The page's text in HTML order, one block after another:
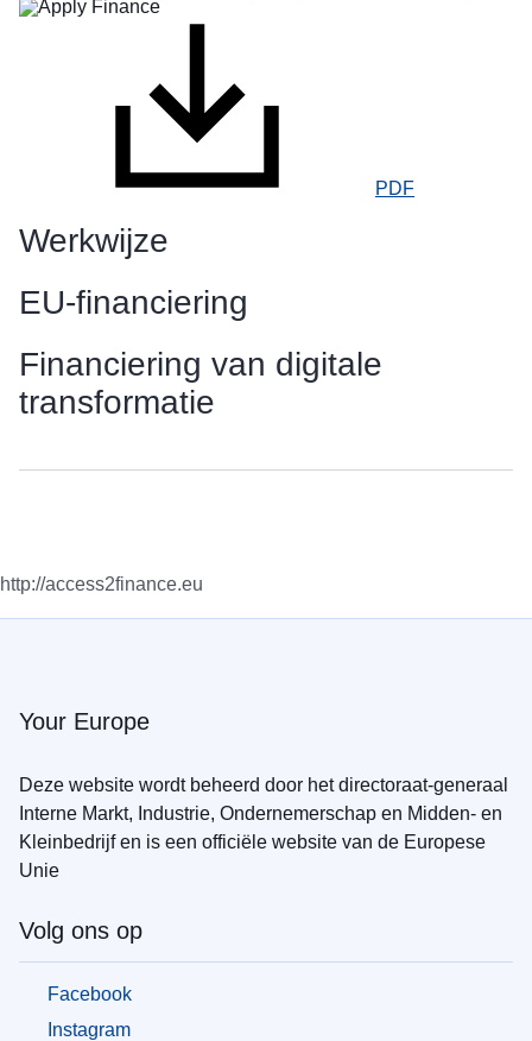
PDF
Werkwijze
EU-financiering
Financiering van digitale
transformatie
http://access2finance.eu
Your Europe
Deze website wordt beheerd door het directoraat-generaal
Interne Markt, Industrie, Ondernemerschap en Midden- en
Kleinbedrijf en is een officiële website van de Europese
Unie
Volg ons op
Facebook
Instagram